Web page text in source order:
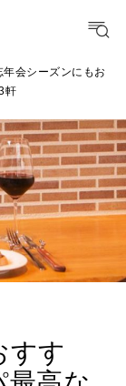
会シーズンにもお
軒
すす